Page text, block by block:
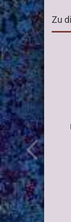
Zu